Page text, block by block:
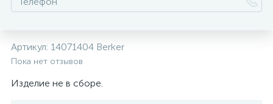
Артикул: 14071404 Berker
Пока нет отзывов
Изделие не в сборе.